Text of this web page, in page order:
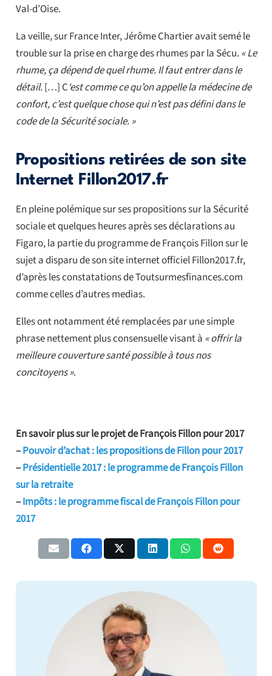
Val-d’Oise.
La veille, sur France Inter, Jérôme Chartier avait semé le
trouble sur la prise en charge des rhumes par la Sécu. « Le
rhume, ça dépend de quel rhume. Il faut entrer dans le
détail.[…] C‘est comme ce qu’on appelle la médecine de
confort, c’est quelque chose qui n’est pas défini dans le
code de la Sécurité sociale. »
Propositions retirées de son site
Internet Fillon2017.fr
En pleine polémique sur ses propositions sur la Sécurité
sociale et quelques heures après ses déclarations au
Figaro, la partie du programme de François Fillon sur le
sujet a disparu de son site internet officiel Fillon2017.fr,
d’après les constatations de Toutsurmesfinances.com
comme celles d’autres medias.
Elles ont notamment été remplacées par une simple
phrase nettement plus consensuelle visant à « offrir la
meilleure couverture santé possible à tous nos
concitoyens ».
En savoir plus sur le projet de François Fillon pour 2017
–Pouvoir d’achat : les propositions de Fillon pour 2017
–Présidentielle 2017 : le programme de François Fillon
sur la retraite
–Impôts : le programme fiscal de François Fillon pour
2017